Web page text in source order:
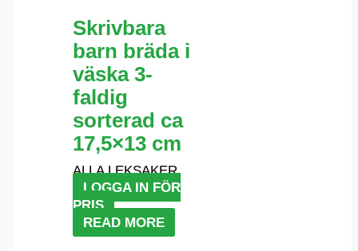
Skrivbara
barn bräda i
väska 3-
faldig
sorterad ca
17,5×13 cm
ALLA LEKSAKER
LOGGA IN FÖR
PRIS
READ MORE